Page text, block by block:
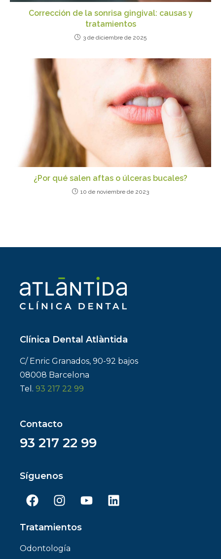
Corrección de la sonrisa gingival: causas y
tratamientos
3 de diciembre de 2025
¿Por qué salen aftas o úlceras bucales?
10 de noviembre de 2023
Clínica Dental Atlàntida
C/ Enric Granados, 90-92 bajos
08008 Barcelona
Tel. 93 217 22 99
Contacto
93 217 22 99
Síguenos
Tratamientos
Odontología